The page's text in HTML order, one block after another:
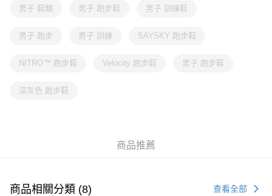
男子 鞋類 男子 跑步鞋 男子 訓練鞋
男子 跑步 男子 訓練 SAYSKY 跑步鞋
NITRO™ 跑步鞋 Velocity 跑步鞋 男子 跑步鞋
深灰色 跑步鞋
商品推薦
商品相關分類 (8) 查看全部